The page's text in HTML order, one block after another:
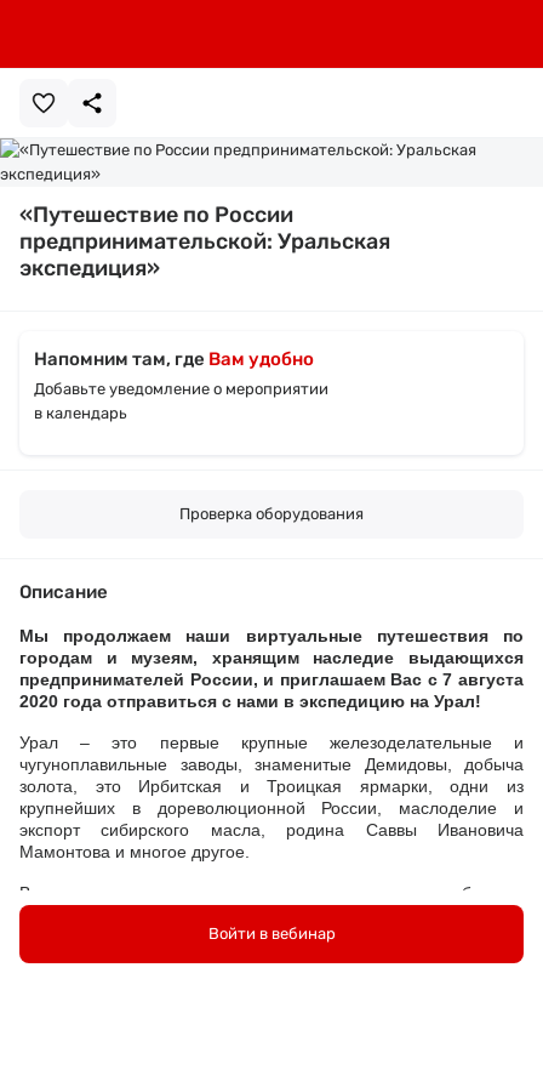
«Путешествие по России
предпринимательской: Уральская
экспедиция»
Напомним там, где Вам удобно
Добавьте уведомление о мероприятии
в календарь
Проверка оборудования
Описание
Мы продолжаем наши виртуальные путешествия по
городам и музеям, хранящим наследие выдающихся
предпринимателей России, и приглашаем Вас с 7 августа
2020 года отправиться с нами в экспедицию на Урал!
Урал – это первые крупные железоделательные и
чугуноплавильные заводы, знаменитые Демидовы, добыча
золота, это Ирбитская и Троицкая ярмарки, одни из
крупнейших в дореволюционной России, маслоделие и
экспорт сибирского масла, родина Саввы Ивановича
Мамонтова и многое другое.
В этот раз экспедиция очень насыщенная: в августе побываем
в
Кургане и Невьянске, Ялуторовске и
Верхнеуральске, Нижнем Тагиле и Троицке, в
Перми и Екатеринбурге, а в сентябре продолжим в
Войти в вебинар